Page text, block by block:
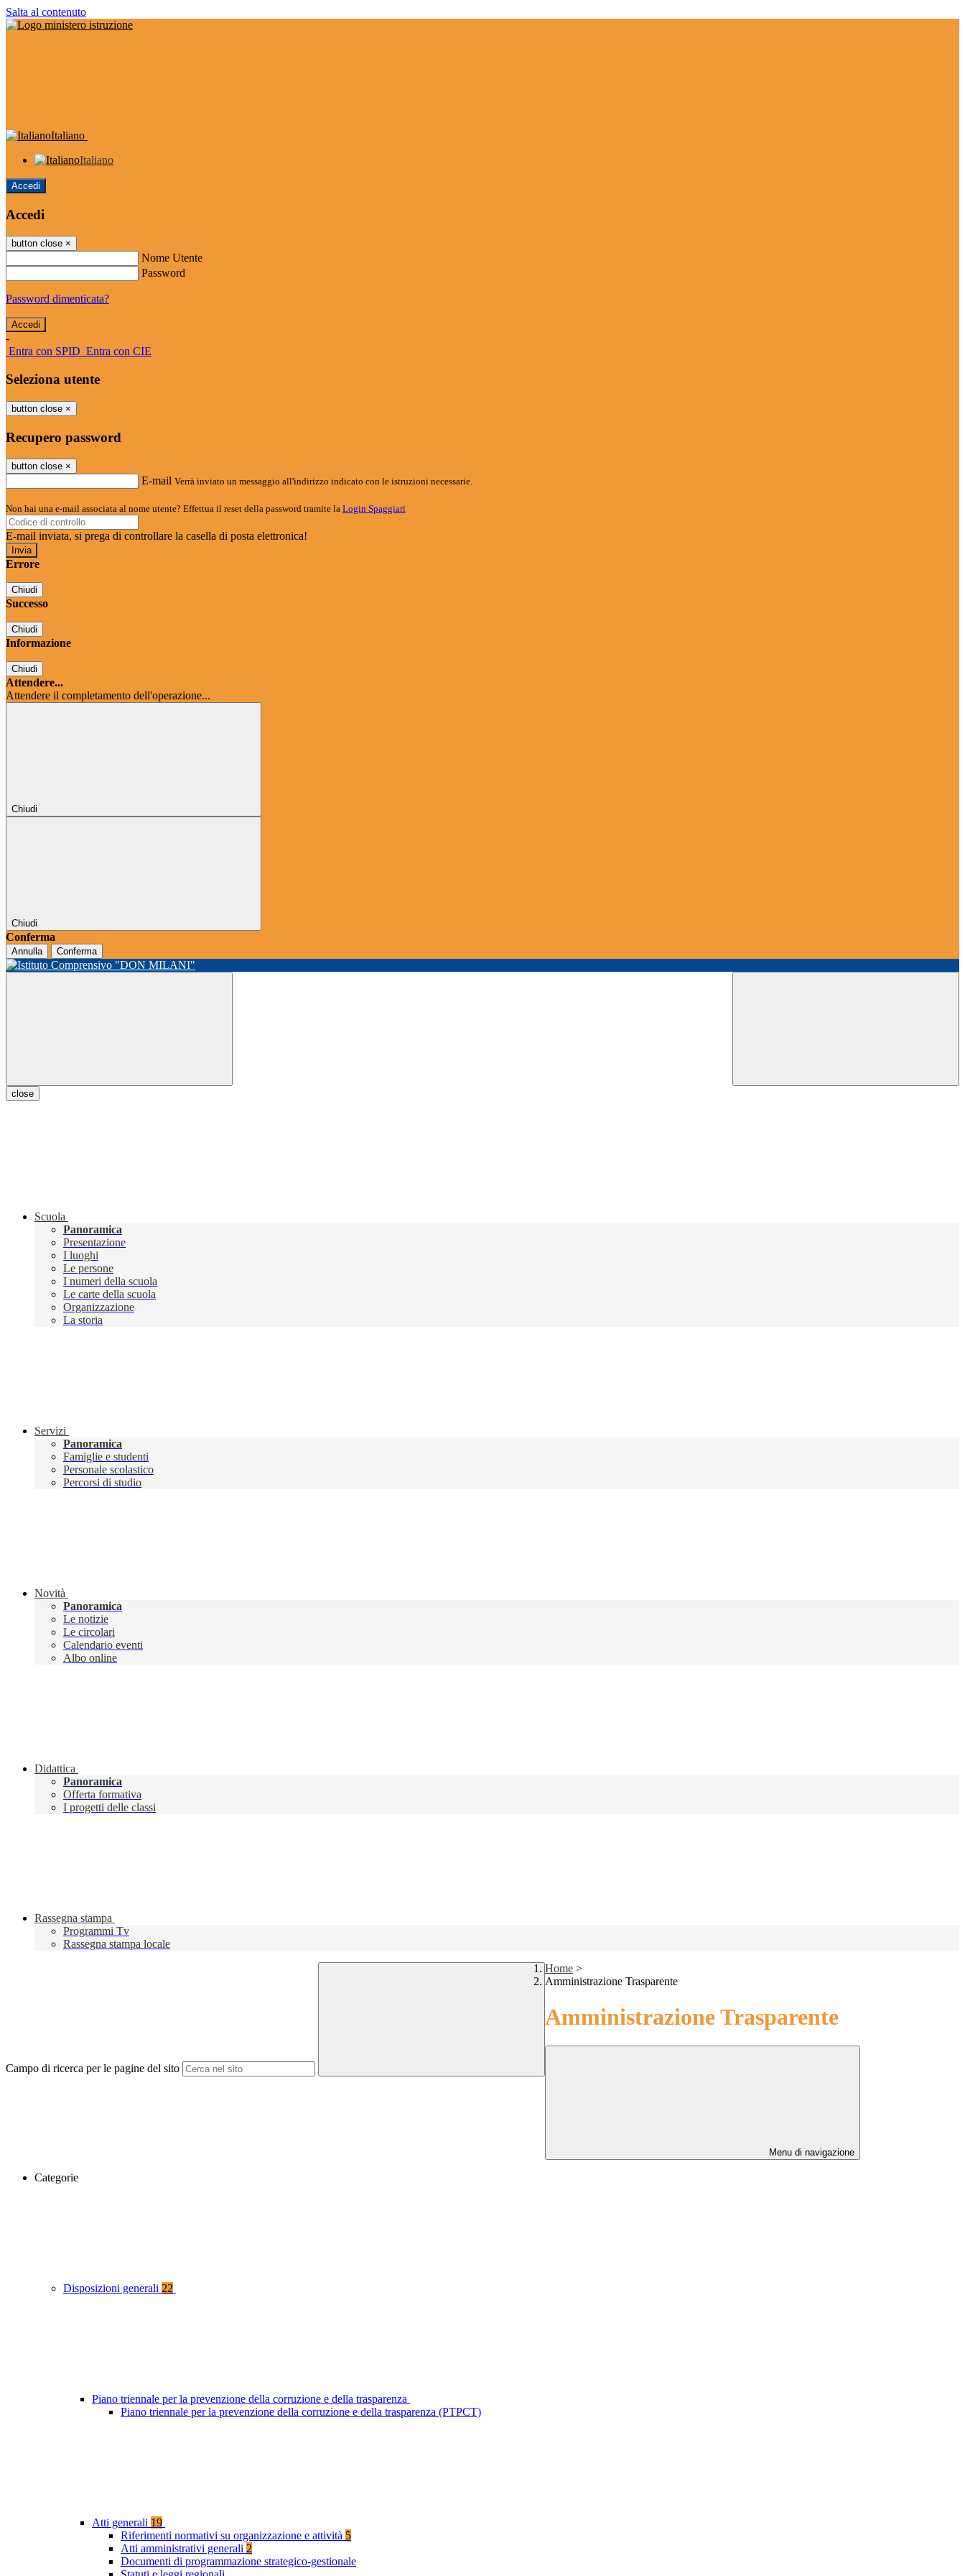
Salta al contenuto
Italiano
Italiano
Accedi
Accedi
button close ×
Nome Utente
Password
Password dimenticata?
-
Entra con SPID Entra con CIE
Seleziona utente
button close ×
Recupero password
button close ×
E-mail Verrà inviato un messaggio all'indirizzo indicato con le istruzioni necessarie.
Non hai una e-mail associata al nome utente? Effettua il reset della password tramite la Login Spaggiari
E-mail inviata, si prega di controllare la casella di posta elettronica!
Errore
Chiudi
Successo
Chiudi
Informazione
Chiudi
Attendere...
Attendere il completamento dell'operazione...
Chiudi
Chiudi
Conferma
Annulla Conferma
close
Scuola
Panoramica
Presentazione
I luoghi
Le persone
I numeri della scuola
Le carte della scuola
Organizzazione
La storia
Servizi
Panoramica
Famiglie e studenti
Personale scolastico
Percorsi di studio
Novità
Panoramica
Le notizie
Le circolari
Calendario eventi
Albo online
Didattica
Panoramica
Offerta formativa
I progetti delle classi
Rassegna stampa
Programmi Tv
Rassegna stampa locale
Campo di ricerca per le pagine del sito
Home >
Amministrazione Trasparente
Amministrazione Trasparente
Menu di navigazione
Categorie
Disposizioni generali 22
Piano triennale per la prevenzione della corruzione e della trasparenza
Piano triennale per la prevenzione della corruzione e della trasparenza (PTPCT)
Atti generali 19
Riferimenti normativi su organizzazione e attività 5
Atti amministrativi generali 2
Documenti di programmazione strategico-gestionale